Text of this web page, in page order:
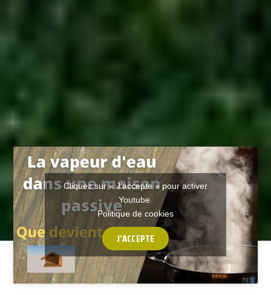
Cliquez sur « J’accepte » pour activer
Youtube
Politique de cookies
J’ACCEPTE